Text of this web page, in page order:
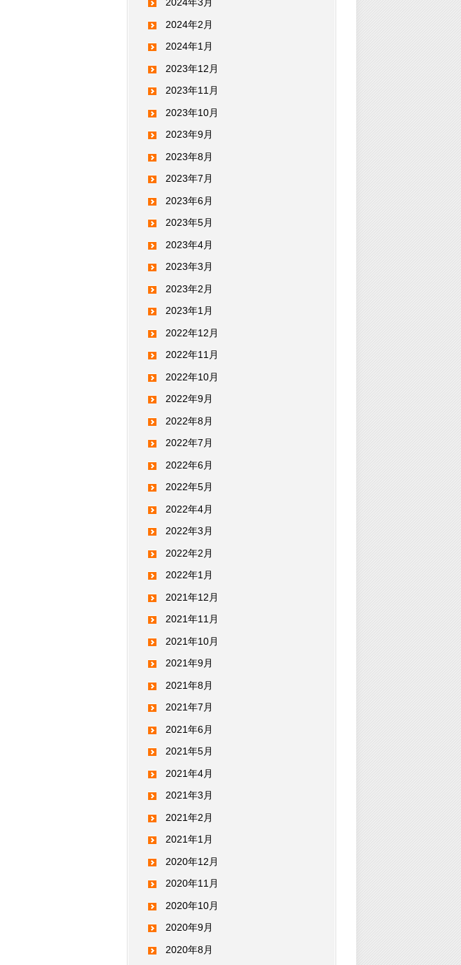
2024年2月
2024年1月
2023年12月
2023年11月
2023年10月
2023年9月
2023年8月
2023年7月
2023年6月
2023年5月
2023年4月
2023年3月
2023年2月
2023年1月
2022年12月
2022年11月
2022年10月
2022年9月
2022年8月
2022年7月
2022年6月
2022年5月
2022年4月
2022年3月
2022年2月
2022年1月
2021年12月
2021年11月
2021年10月
2021年9月
2021年8月
2021年7月
2021年6月
2021年5月
2021年4月
2021年3月
2021年2月
2021年1月
2020年12月
2020年11月
2020年10月
2020年9月
2020年8月